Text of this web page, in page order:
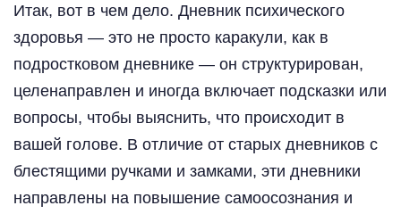
Итак, вот в чем дело. Дневник психического
здоровья — это не просто каракули, как в
подростковом дневнике — он структурирован,
целенаправлен и иногда включает подсказки или
вопросы, чтобы выяснить, что происходит в
вашей голове. В отличие от старых дневников с
блестящими ручками и замками, эти дневники
направлены на повышение самоосознания и